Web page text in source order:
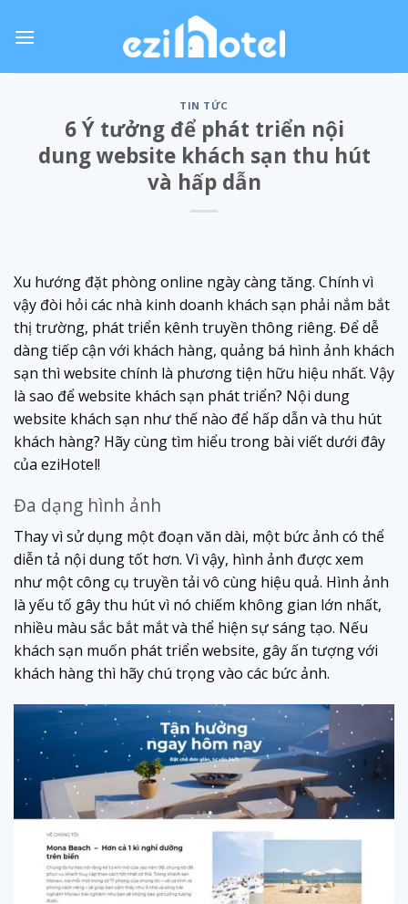
TIN TỨC
6 Ý tưởng để phát triển nội
dung website khách sạn thu hút
và hấp dẫn
Xu hướng đặt phòng online ngày càng tăng. Chính vì
vậy đòi hỏi các nhà kinh doanh khách sạn phải nắm bắt
thị trường, phát triển kênh truyền thông riêng. Để dễ
dàng tiếp cận với khách hàng, quảng bá hình ảnh khách
sạn thì website chính là phương tiện hữu hiệu nhất. Vậy
là sao để website khách sạn phát triển? Nội dung
website khách sạn như thế nào để hấp dẫn và thu hút
khách hàng? Hãy cùng tìm hiểu trong bài viết dưới đây
của eziHotel!
Đa dạng hình ảnh
Thay vì sử dụng một đoạn văn dài, một bức ảnh có thể
diễn tả nội dung tốt hơn. Vì vậy, hình ảnh được xem
như một công cụ truyền tải vô cùng hiệu quả. Hình ảnh
là yếu tố gây thu hút vì nó chiếm không gian lớn nhất,
nhiều màu sắc bắt mắt và thể hiện sự sáng tạo. Nếu
khách sạn muốn phát triển website, gây ấn tượng với
khách hàng thì hãy chú trọng vào các bức ảnh.